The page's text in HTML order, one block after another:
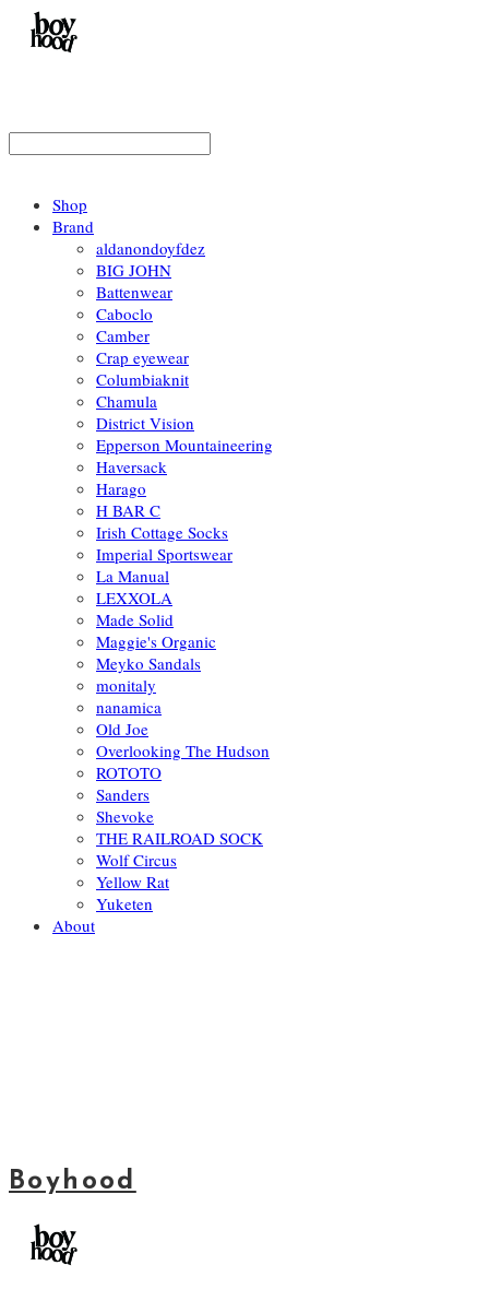
Shop
Brand
aldanondoyfdez
BIG JOHN
Battenwear
Caboclo
Camber
Crap eyewear
Columbiaknit
Chamula
District Vision
Epperson Mountaineering
Haversack
Harago
H BAR C
Irish Cottage Socks
Imperial Sportswear
La Manual
LEXXOLA
Made Solid
Maggie's Organic
Meyko Sandals
monitaly
nanamica
Old Joe
Overlooking The Hudson
ROTOTO
Sanders
Shevoke
THE RAILROAD SOCK
Wolf Circus
Yellow Rat
Yuketen
About
Boyhood